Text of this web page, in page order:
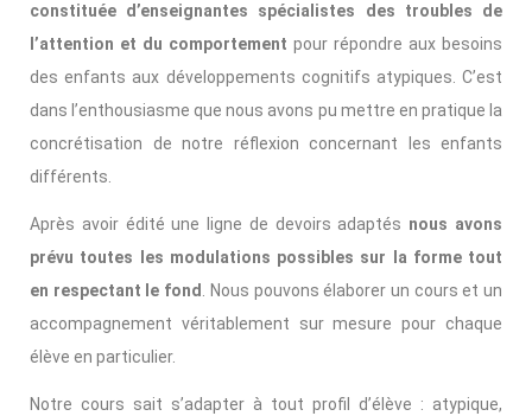
constituée d’enseignantes spécialistes des troubles de
l’attention et du comportement pour répondre aux besoins
des enfants aux développements cognitifs atypiques. C’est
dans l’enthousiasme que nous avons pu mettre en pratique la
concrétisation de notre réflexion concernant les enfants
différents.
Après avoir édité une ligne de devoirs adaptés nous avons
prévu toutes les modulations possibles sur la forme tout
en respectant le fond
. Nous pouvons élaborer un cours et un
accompagnement véritablement sur mesure pour chaque
élève en particulier.
Notre cours sait s’adapter à tout profil d’élève : atypique,